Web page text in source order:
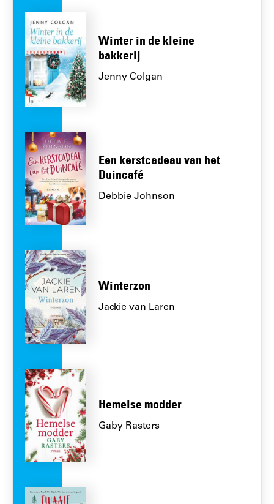
Winter in de kleine
bakkerij
Jenny Colgan
Een kerstcadeau van het
Duincafé
Debbie Johnson
Winterzon
Jackie van Laren
Hemelse modder
Gaby Rasters